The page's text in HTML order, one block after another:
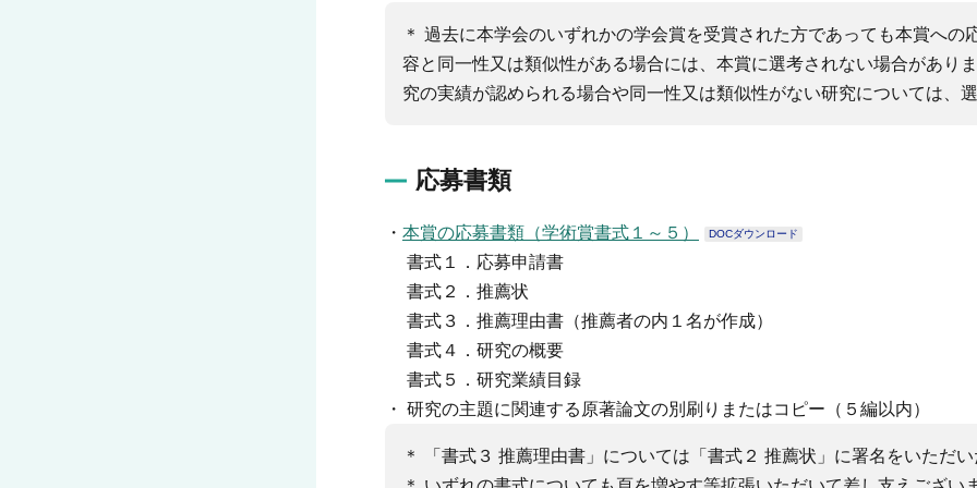
＊ 過去に本学会のいずれかの学会賞を受賞された方であっても本賞へ
容と同一性又は類似性がある場合には、本賞に選考されない場合があり
究の実績が認められる場合や同一性又は類似性がない研究については、
応募書類
・ 本賞の応募書類（学術賞書式１～５） DOCダウンロード
書式１．応募申請書
書式２．推薦状
書式３．推薦理由書（推薦者の内１名が作成）
書式４．研究の概要
書式５．研究業績目録
・ 研究の主題に関連する原著論文の別刷りまたはコピー（５編以内）
＊ 「書式３ 推薦理由書」については「書式２ 推薦状」に署名をいただ